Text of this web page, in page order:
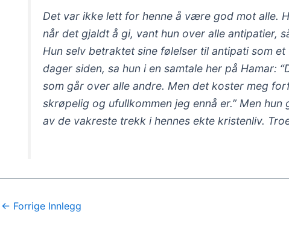
Det var ikke lett for henne å være god mot alle.
når det gjaldt å gi, vant hun over alle antipatier,
Hun selv betraktet sine følelser til antipati som
dager siden, sa hun i en samtale her på Hamar:
som går over alle andre. Men det koster meg
skrøpelig og ufullkommen jeg ennå er.” Men
av de vakreste trekk i hennes ekte kristenliv.
← Forrige Innlegg